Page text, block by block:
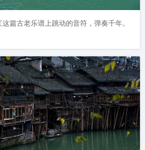
篇古老乐谱上跳动的音符，弹奏千年。